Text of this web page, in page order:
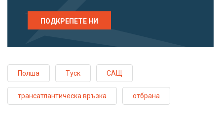
ПОДКРЕПЕТЕ НИ
Полша Туск САЩ
трансатлантическа връзка отбрана